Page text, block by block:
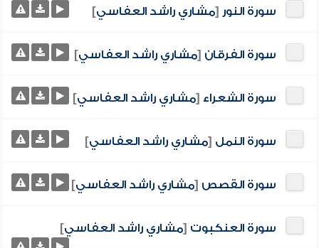
سورة النور [مشاري راشد العفاسي]
سورة الفرقان [مشاري راشد العفاسي]
سورة الشعراء [مشاري راشد العفاسي]
سورة النمل [مشاري راشد العفاسي]
سورة القصص [مشاري راشد العفاسي]
سورة العنكبوت [مشاري راشد العفاسي]